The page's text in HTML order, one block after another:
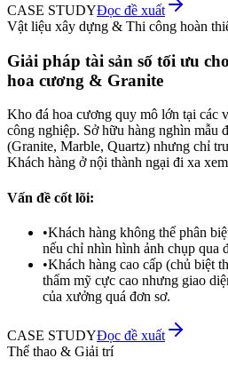
CASE STUDYĐọc đề xuất
Vật liệu xây dựng & Thi công hoàn
Giải pháp tài sản số tối ưu
hoa cương & Granite
Kho đá hoa cương quy mô lớn tại các
công nghiệp. Sở hữu hàng nghìn mẫu
(Granite, Marble, Quartz) nhưng chỉ
Khách hàng ở nội thành ngại đi xa
Vấn đề cốt lõi:
•Khách hàng không thể phân
nếu chỉ nhìn hình ảnh chụp qua
•Khách hàng cao cấp (chủ biệt
thẩm mỹ cực cao nhưng giao
của xưởng quá đơn sơ.
CASE STUDYĐọc đề xuất
Thể thao & Giải trí